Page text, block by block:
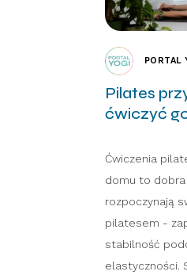
PORTAL
Pilates
ćwiczyć
Ćwiczenia
domu to
rozpoczynają
pilatesem -
stabilność
elastyczności.